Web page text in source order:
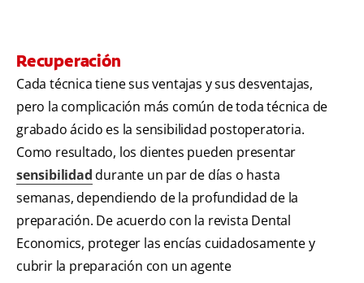
Recuperación
Cada técnica tiene sus ventajas y sus desventajas,
pero la complicación más común de toda técnica de
grabado ácido es la sensibilidad postoperatoria.
Como resultado, los dientes pueden presentar
sensibilidaddurante un par de días o hasta
semanas, dependiendo de la profundidad de la
preparación. De acuerdo con la revista Dental
Economics, proteger las encías cuidadosamente y
cubrir la preparación con un agente